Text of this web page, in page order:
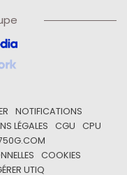
NOTIFICATIONS
LÉGALES CGU
CPU
COOKIES
UTIQ